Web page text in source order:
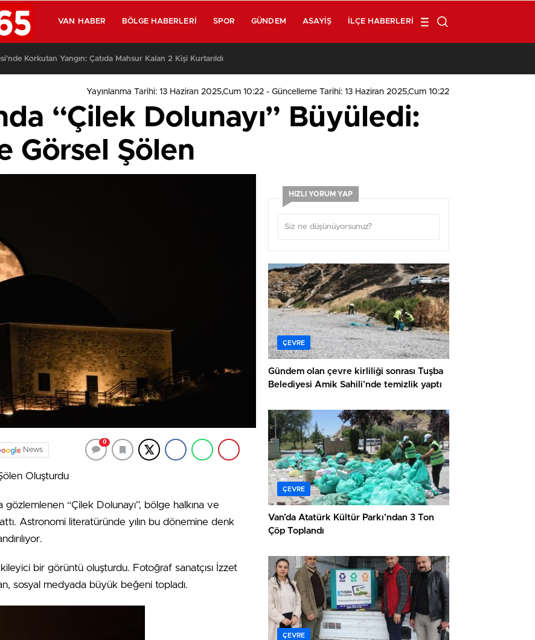
VAN HABER BÖLGE HABERLERI SPOR GÜNDEM ASAYIŞ İLÇE HABERLERI
Korkutan Yangın: Çatıda Mahsur Kalan 2 Kişi Kurtarıldı
Yayınlanma Tarihi: 13 Haziran 2025,Cum 10:22 - Güncelleme Tarihi: 13 Haziran 2025,Cum 10:22
“Çilek Dolunayı” Büyüledi:
Görsel Şölen
News
0
Oluşturdu
“Çilek Dolunayı”, bölge halkına ve
Astronomi literatüründe yılın bu dönemine denk
bir görüntü oluşturdu. Fotoğraf sanatçısı İzzet
sosyal medyada büyük beğeni topladı.
HIZLI YORUM YAP
ÇEVRE
Gündem olan çevre kirliliği sonrası Tuşba
Belediyesi Amik Sahili’nde temizlik yaptı
ÇEVRE
Van’da Atatürk Kültür Parkı’ndan 3 Ton
Çöp Toplandı
ÇEVRE